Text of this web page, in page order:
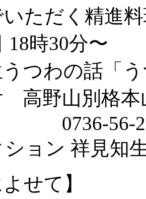
ただく精進
18時30分
つわの話「
高野山別格
56-
ョン 祥見知
せて】